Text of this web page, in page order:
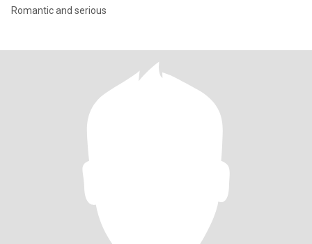
Romantic and serious